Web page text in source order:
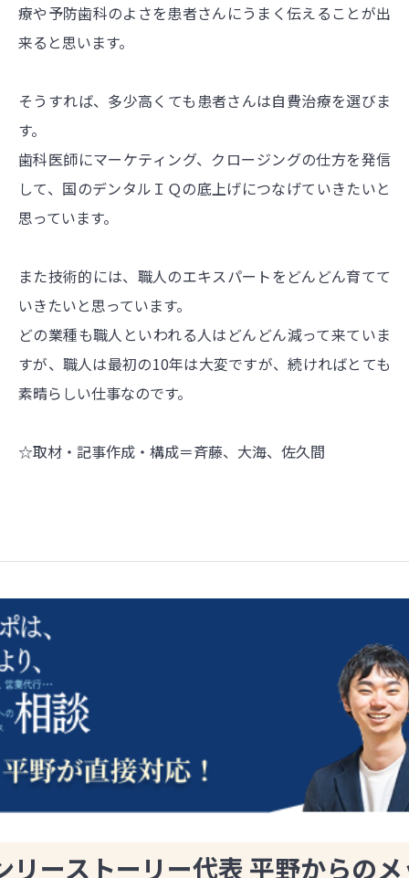
療や予防歯科のよさを患者さんにうまく伝えることが出
来ると思います。
そうすれば、多少高くても患者さんは自費治療を選びま
す。
歯科医師にマーケティング、クロージングの仕方を発信
して、国のデンタルＩＱの底上げにつなげていきたいと
思っています。
また技術的には、職人のエキスパートをどんどん育てて
いきたいと思っています。
どの業種も職人といわれる人はどんどん減って来ていま
すが、職人は最初の10年は大変ですが、続ければとても
素晴らしい仕事なのです。
☆取材・記事作成・構成＝斉藤、大海、佐久間
リーストーリー代表 平野からの